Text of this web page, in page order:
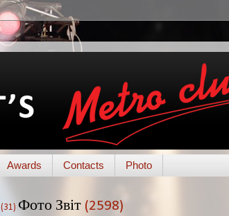
Awards Contacts Photo
(31) Фото Звіт (2598)